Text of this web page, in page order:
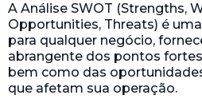
A Análise SWOT (Strengths,
Opportunities, Threats) é
para qualquer negócio,
abrangente dos pontos
bem como das
que afetam sua operação.